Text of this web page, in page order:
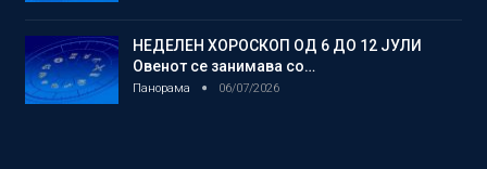
НЕДЕЛЕН ХОРОСКОП ОД 6 ДО 12 ЈУЛИ
Овенот се занимава со…
Панорама 06/07/2026